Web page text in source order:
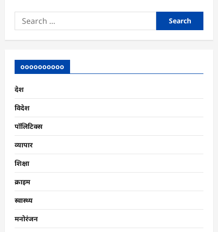
Search
for:
oooooooooo
देश
विदेश
पॉलिटिक्स
व्यापार
शिक्षा
क्राइम
स्वास्थ्य
मनोरंजन